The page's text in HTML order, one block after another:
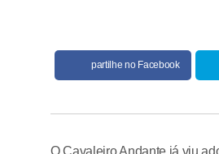
partilhe no Facebook
O Cavaleiro Andante já viu